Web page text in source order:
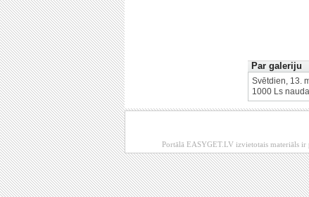
Par galeriju
Svētdien, 13.
1000 Ls
Portālā EASYGET.LV izvietotais materiāls